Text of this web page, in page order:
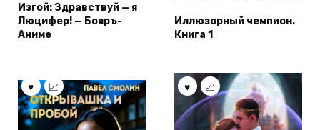
Изгой: Здравствуй — я
Люцифер! — Бояръ-
Аниме
Иллюзорный чемпион.
Книга 1